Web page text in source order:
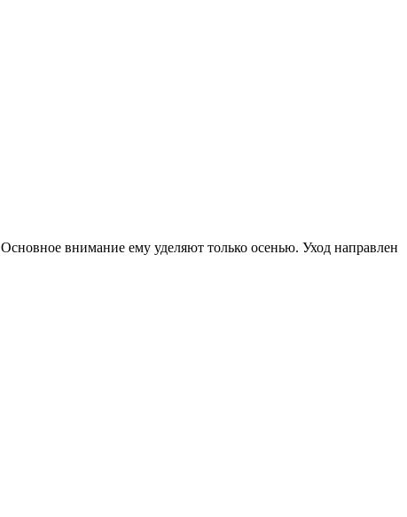
внимание ему уделяют только осенью. Уход направлен